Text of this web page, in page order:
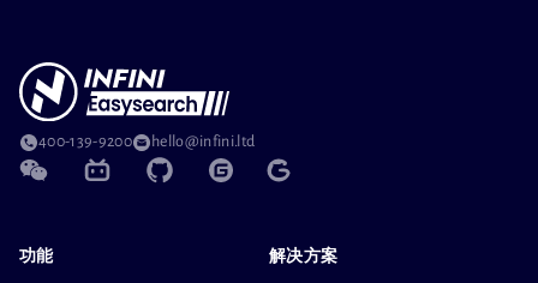
400-139-9200 hello@infini.ltd
功能 解决方案